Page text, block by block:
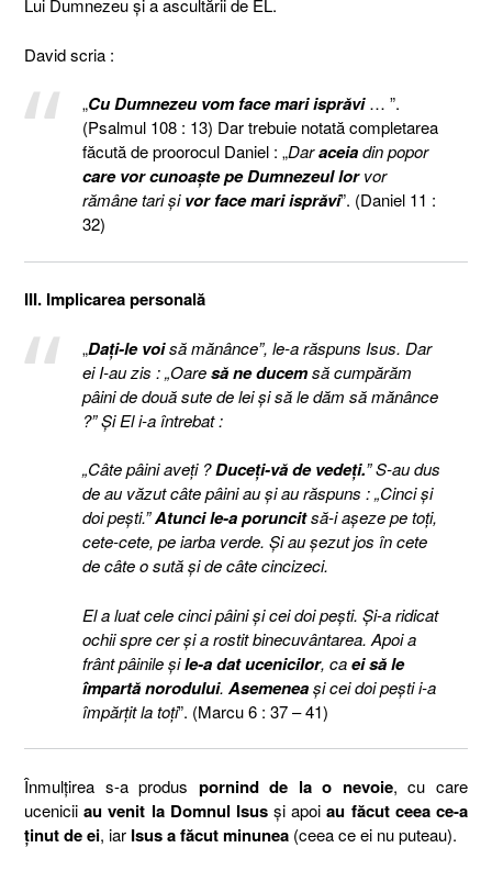
Lui Dumnezeu şi a ascultării de EL.
David scria :
„Cu Dumnezeu vom face mari isprăvi… ”.
(Psalmul 108 : 13) Dar trebuie notată completarea
făcută de proorocul Daniel : „Daraceiadin popor
care vor cunoaşte pe Dumnezeul lorvor
rămâne tari şivor face mari isprăvi”. (Daniel 11 :
32)
III. Implicarea personală
„Daţi-le voisă mănânce”, le-a răspuns Isus. Dar
ei I-au zis : „Oaresă ne ducemsă cumpărăm
pâini de două sute de lei şi să le dăm să mănânce
?” Şi El i-a întrebat :
„Câte pâini aveţi ?Duceţi-vă de vedeţi.” S-au dus
de au văzut câte pâini au şi au răspuns : „Cinci şi
doi peşti.”Atunci le-a poruncitsă-i aşeze pe toţi,
cete-cete, pe iarba verde. Şi au şezut jos în cete
de câte o sută şi de câte cincizeci.
El a luat cele cinci pâini şi cei doi peşti. Şi-a ridicat
ochii spre cer şi a rostit binecuvântarea. Apoi a
frânt pâinile şile-a dat ucenicilor, caei să le
împartă norodului. Asemeneaşi cei doi peşti i-a
împărţit la toţi”. (Marcu 6 : 37 – 41)
Înmulţirea s-a produs pornind de la o nevoie, cu care
uceniciiau venit la Domnul Isusşi apoiau făcut ceea ce-a
ţinut de ei, iar Isus a făcut minunea (ceea ce ei nu puteau).